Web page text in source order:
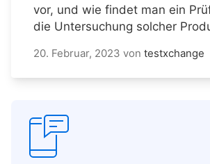
vor, und wie findet man ein
die Untersuchung solcher
20. Februar, 2023 von testxchange